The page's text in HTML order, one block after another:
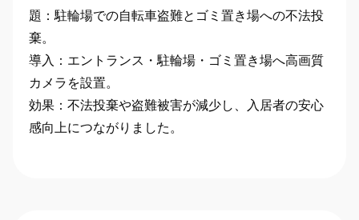
題：駐輪場での自転車盗難とゴミ置き場への不法投
棄。
導入：エントランス・駐輪場・ゴミ置き場へ高画質
カメラを設置。
効果：不法投棄や盗難被害が減少し、入居者の安心
感向上につながりました。